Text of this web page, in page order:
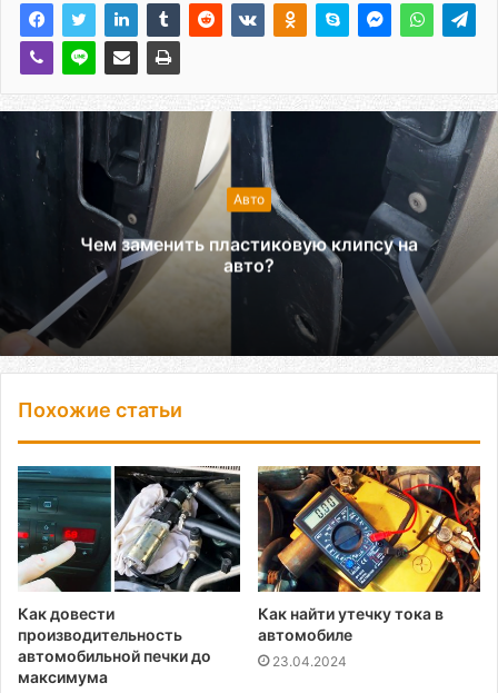
Авто
Чем заменить пластиковую клипсу на
авто?
Похожие статьи
Как довести
производительность
автомобильной печки до
максимума
Как найти утечку тока в
автомобиле
23.04.2024